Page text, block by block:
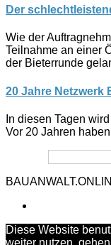
Der
Wie der
Teilnahme an einer
der Bieterrunde
20 Jahre Netzwerk
In diesen Tagen
Vor 20 Jahren
Diese Website
weiter nutzen,